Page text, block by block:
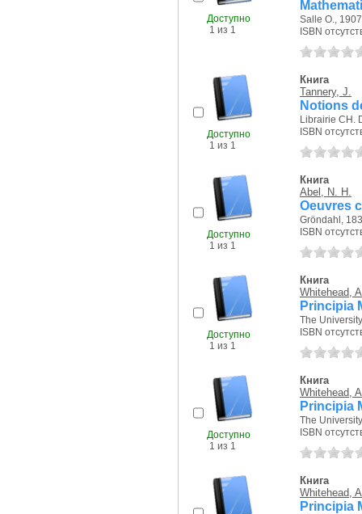
Доступно
1 из 1
Salle O., 1907
ISBN
Доступно
1 из 1
Книга
Tannery, J.
Notions
Librairie CH.
ISBN
Доступно
1 из 1
Книга
Abel, N. H.
Oeuvres
Gröndahl,
ISBN
Доступно
1 из 1
Книга
Whitehead,
Principia
The
ISBN
Доступно
1 из 1
Книга
Whitehead,
Principia
The
ISBN
Книга
Whitehead,
Principia